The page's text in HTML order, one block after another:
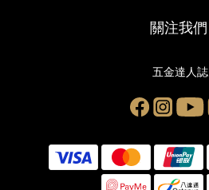
關注我們
五金達人誌